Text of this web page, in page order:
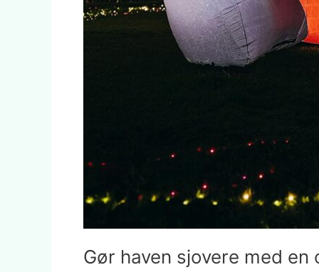
Gør haven sjovere med